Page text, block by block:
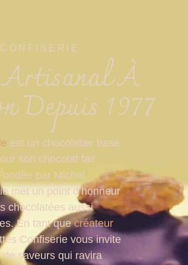
À
Depuis 1977
est un chocolatier basé
son chocolat fait
par Michel
met un point d’honneur
chocolatées aussi
En tant quecréateur
Confiserie vous invite
saveurs qui ravira